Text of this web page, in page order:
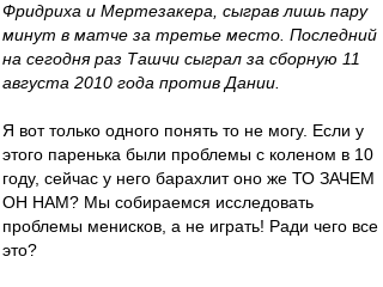
Фридриха и Мертезакера, сыграв лишь пару
минут в матче за третье место. Последний
на сегодня раз Ташчи сыграл за сборную 11
августа 2010 года против Дании.
Я вот только одного понять то не могу. Если у
этого паренька были проблемы с коленом в 10
году, сейчас у него барахлит оно же ТО ЗАЧЕМ
ОН НАМ? Мы собираемся исследовать
проблемы менисков, а не играть! Ради чего все
это?